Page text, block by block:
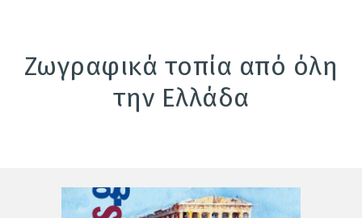
Ζωγραφικά τοπία από όλη
την Ελλάδα